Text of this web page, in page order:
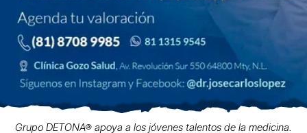
Grupo DETONA® apoya a los jóvenes talentos de la medicina.